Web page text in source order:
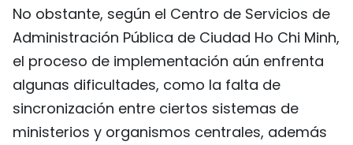
No obstante, según el Centro de Servicios de
Administración Pública de Ciudad Ho Chi Minh,
el proceso de implementación aún enfrenta
algunas dificultades, como la falta de
sincronización entre ciertos sistemas de
ministerios y organismos centrales, además